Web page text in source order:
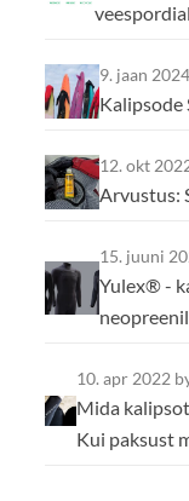
9. jaan 2024
Kalipsode
12. okt
Arvustus:
15. juuni
Yulex® -
10. apr 2022
Mida
Kui paksust